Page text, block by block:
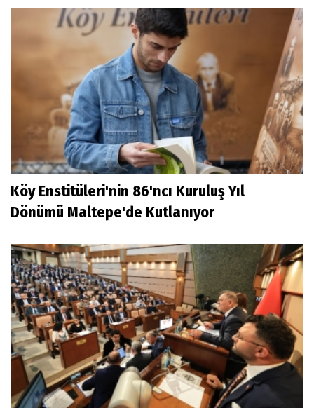
Köy Enstitüleri'nin 86'ncı Kuruluş Yıl
Dönümü Maltepe'de Kutlanıyor